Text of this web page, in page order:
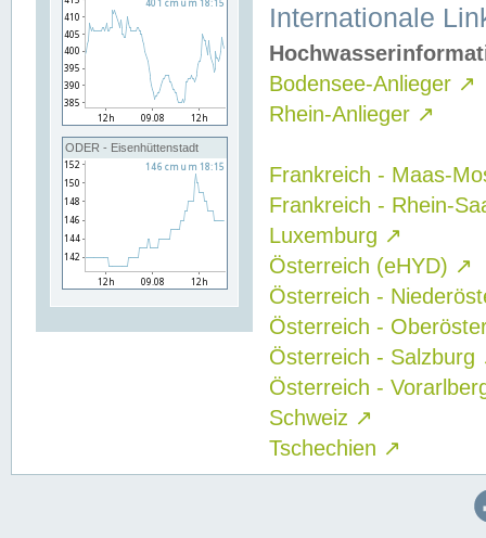
ODER - Eisenhüttenstadt
Internationale
Bodensee-Anlieger ↗
Rhein-Anlieger ↗
Frankreich - Maas-
Frankreich - Rhein-
Luxemburg ↗
Österreich (eHYD) ↗
Österreich -
Österreich -
Österreich - Salzburg
Österreich -
Schweiz ↗
Tschechien ↗